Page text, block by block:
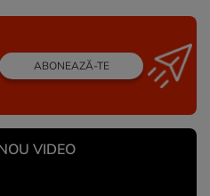
ABONEAZĂ-TE
VIDEO